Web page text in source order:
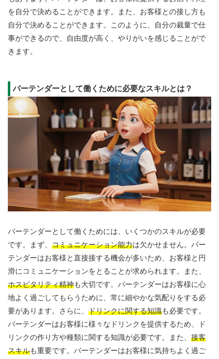
を自分で決めることができます。また、お客様との接し方も
自分で決めることができます。このように、自分の裁量で仕
事ができるので、自由度が高く、やりがいを感じることがで
きます。
バーテンダーとして働くために必要なスキルとは？
バーテンダーとして働くためには、いくつかのスキルが必要
です。まず、 コミュニケーション能力は欠かせません。バー
テンダーはお客様と直接接する機会が多いため、お客様と円
滑にコミュニケーションをとることが求められます。また、
ホスピタリティ精神も大切です。バーテンダーはお客様に心
地よく過ごしてもらうために、常に細やかな気配りをする必
要があります。さらに、 ドリンクに関する知識も必要です。
バーテンダーはお客様に様々なドリンクを提供するため、ド
リンクの作り方や種類に関する知識が必要です。また、 接客
スキルも重要です。バーテンダーはお客様に気持ちよく過ご